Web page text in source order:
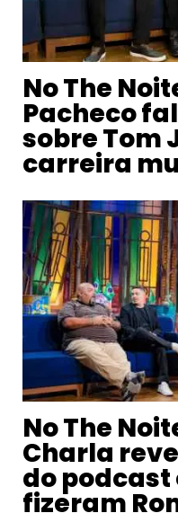
No The
Pacheco
sobre Tom
carreira
No The
Charla
do
fizeram